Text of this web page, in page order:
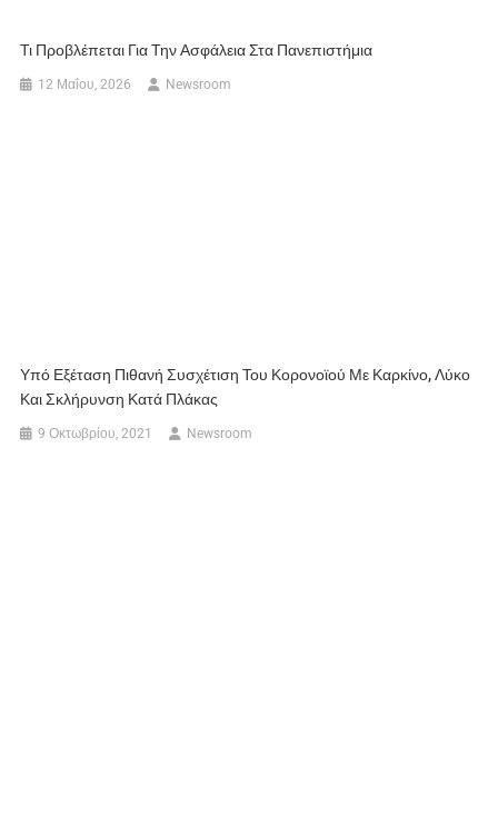
Τι Προβλέπεται Για Την Ασφάλεια Στα Πανεπιστήμια
12 Μαΐου, 2026 Newsroom
Υπό Εξέταση Πιθανή Συσχέτιση Του Κορονοϊού Με Καρκίνο, Λύκο
Και Σκλήρυνση Κατά Πλάκας
9 Οκτωβρίου, 2021 Newsroom